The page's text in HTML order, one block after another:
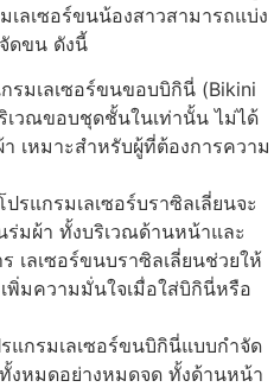
ลเซอร์ขนน้องสาวสามารถแบ่ง
ดขน ดังนี้
รมเลเซอร์ขนขอบบิกินี่ (Bikini
เวณขอบชุดชั้นในเท่านั้น ไม่ได้
เหมาะสำหรับผู้ที่ต้องการความ
ปรแกรมเลเซอร์บราซิลเลี่ยนจะ
มผ้า ทั้งบริเวณด้านหน้าและ
เลเซอร์ขนบราซิลเลี่ยนช่วยให้
พิ่มความมั่นใจเมื่อใส่บิกินี่หรือ
แกรมเลเซอร์ขนบิกินี่แบบกำจัด
งหมดอย่างหมดจด ทั้งด้านหน้า